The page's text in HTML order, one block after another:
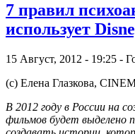
7 правил
использует
15 Август, 2012 - 19:25 -
(c) Елена Глазкова,
В 2012 году в России на
фильмов будет выделено